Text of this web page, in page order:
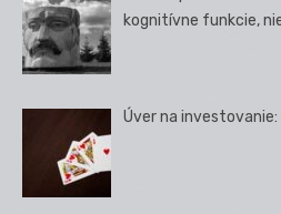
kognitívne funkcie,
Úver na investovanie: